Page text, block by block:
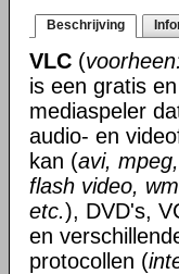
Beschrijving
VLC (
is een gratis
mediaspeler
audio- en
kan (avi,
flash video,
etc.), DVD's,
en
protocollen (